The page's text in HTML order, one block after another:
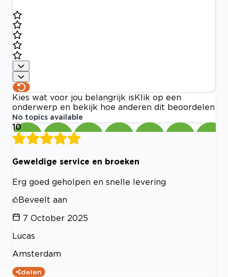
Kies wat voor jou belangrijk is Klik op een
onderwerp en bekijk hoe anderen dit beoordelen
No topics available
10
Geweldige service en broeken
Erg goed geholpen en snelle levering
Beveelt aan
7 October 2025
Lucas
Amsterdam
delen